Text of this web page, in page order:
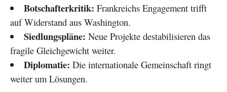
Botschafterkritik: Frankreichs Engagement trifft
auf Widerstand aus Washington.
Siedlungspläne: Neue Projekte destabilisieren das
fragile Gleichgewicht weiter.
Diplomatie: Die internationale Gemeinschaft ringt
weiter um Lösungen.